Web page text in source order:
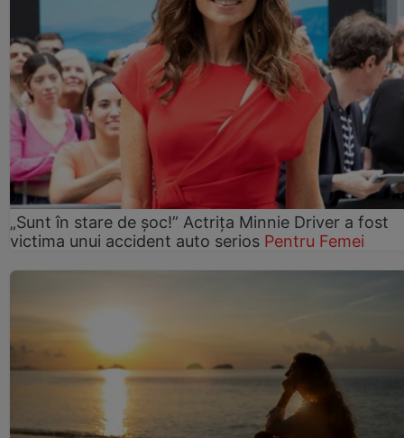
„Sunt în stare de șoc!” Actrița Minnie Driver a fost
victima unui accident auto serios Pentru Femei